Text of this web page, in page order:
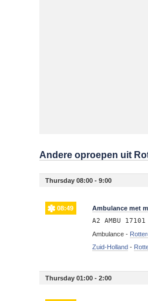
Andere oproepen uit
Thursday 08:00 - 9:00
08:49 Ambulance met
A2 AMBU
Ambulance -
Zuid-Holland -
Thursday 01:00 - 2:00